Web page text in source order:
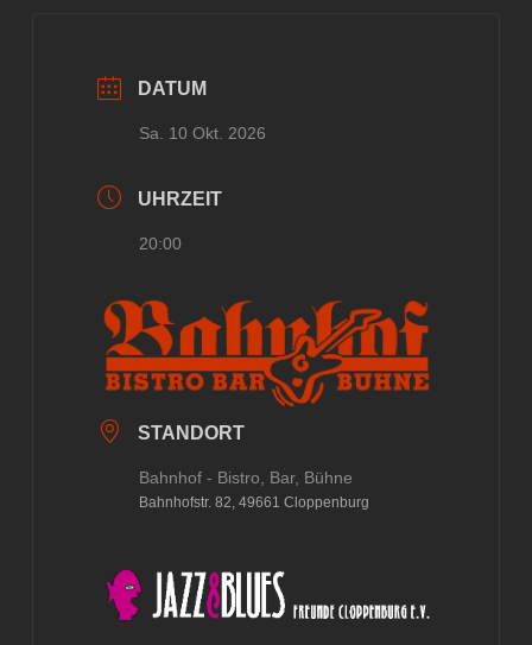
DATUM
Sa. 10 Okt. 2026
UHRZEIT
20:00
STANDORT
Bahnhof - Bistro, Bar, Bühne
Bahnhofstr. 82, 49661 Cloppenburg